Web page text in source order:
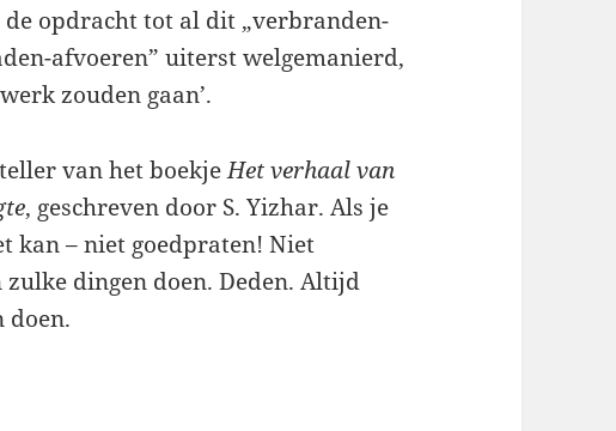
opdracht tot al dit „verbranden-
afvoeren” uiterst welgemanierd,
zouden gaan’.
van het boekjeHet verhaal van
, geschreven door S. Yizhar. Als je
kan – niet goedpraten! Niet
dingen doen. Deden. Altijd
doen.